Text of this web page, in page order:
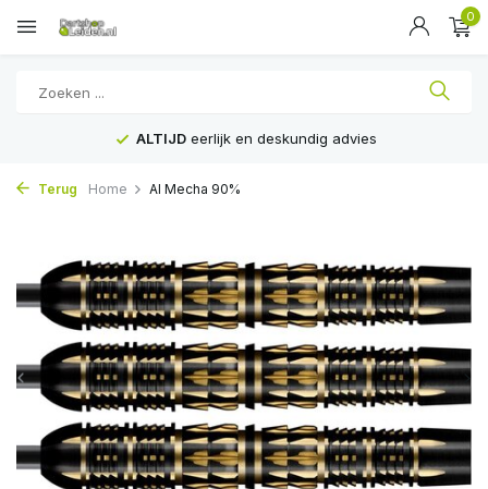
0
ALTIJD eerlijk en deskundig advies
Terug Home AI Mecha 90%